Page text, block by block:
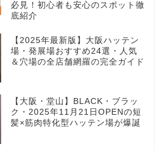
必見！初心者も安心のスポット徹
底紹介
【2025年最新版】大阪ハッテン
場・発展場おすすめ24選・人気
＆穴場の全店舗網羅の完全ガイド
【大阪・堂山】BLACK・ブラッ
ク・2025年11月21日OPENの短
髪×筋肉特化型ハッテン場が爆誕